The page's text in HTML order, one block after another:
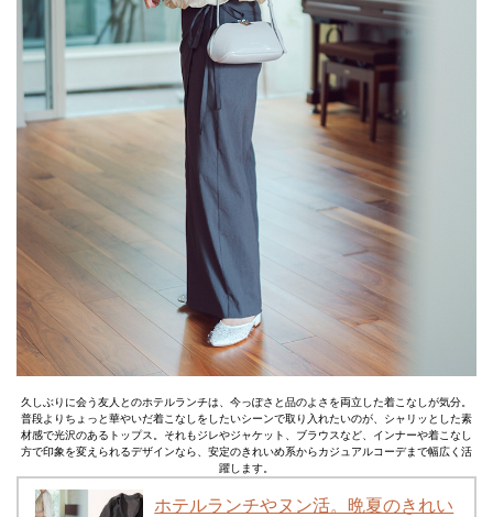
久しぶりに会う友人とのホテルランチは、今っぽさと品のよさを両立した着こなしが気分。
普段よりちょっと華やいだ着こなしをしたいシーンで取り入れたいのが、シャリッとした素
材感で光沢のあるトップス。それもジレやジャケット、ブラウスなど、インナーや着こなし
方で印象を変えられるデザインなら、安定のきれいめ系からカジュアルコーデまで幅広く活
躍します。
ホテルランチやヌン活。晩夏のきれい